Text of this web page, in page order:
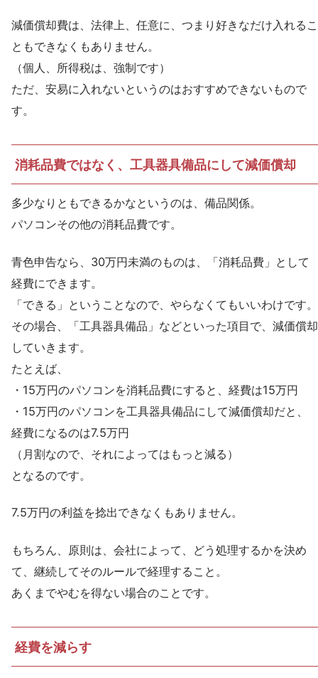
減価償却費は、法律上、任意に、つまり好きなだけ入れるこ
ともできなくもありません。
（個人、所得税は、強制です）
ただ、安易に入れないというのはおすすめできないもので
す。
消耗品費ではなく、工具器具備品にして減価償却
多少なりともできるかなというのは、備品関係。
パソコンその他の消耗品費です。
青色申告なら、30万円未満のものは、「消耗品費」として
経費にできます。
「できる」ということなので、やらなくてもいいわけです。
その場合、「工具器具備品」などといった項目で、減価償却
していきます。
たとえば、
・15万円のパソコンを消耗品費にすると、経費は15万円
・15万円のパソコンを工具器具備品にして減価償却だと、
経費になるのは7.5万円
（月割なので、それによってはもっと減る）
となるのです。
7.5万円の利益を捻出できなくもありません。
もちろん、原則は、会社によって、どう処理するかを決め
て、継続してそのルールで経理すること。
あくまでやむを得ない場合のことです。
経費を減らす